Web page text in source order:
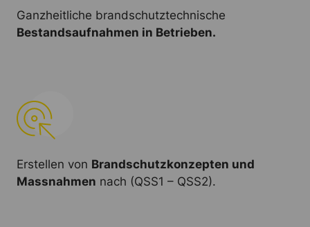
Ganzheitliche brandschutztechnische
Bestandsaufnahmen in Betrieben.
Erstellen von Brandschutzkonzepten und
Massnahmen nach (QSS1 – QSS2).